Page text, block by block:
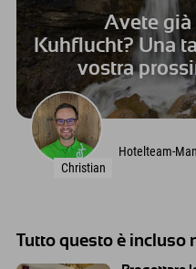
Avete già
Kuhflucht? Una
vostra
Christian
Hotelteam-
Tutto questo è incluso